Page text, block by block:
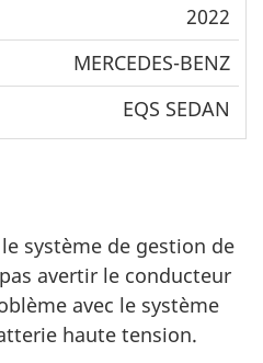
2022
MERCEDES-BENZ
EQS SEDAN
système de gestion de
avertir le conducteur
avec le système
haute tension.